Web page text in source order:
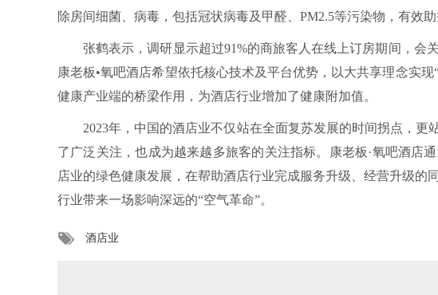
除房间细菌、病毒，包括冠状病毒及甲醛、PM2.5等污染物，有效
张鹤表示，调研显示超过91%的商旅客人在线上订房期间，会
康老板•氧吧酒店希望依托核心技术及平台优势，以大共享理念实
健康产业端的桥梁作用，为酒店行业增加了健康附加值。
2023年，中国的酒店业不仅站在全面复苏发展的时间拐点，更
了广泛关注，也成为越来越多旅客的关注指标。康老板·氧吧酒店
店业的绿色健康发展，在帮助酒店行业完成服务升级、经营升级的
行业带来一场影响深远的“空气革命”。
酒店业